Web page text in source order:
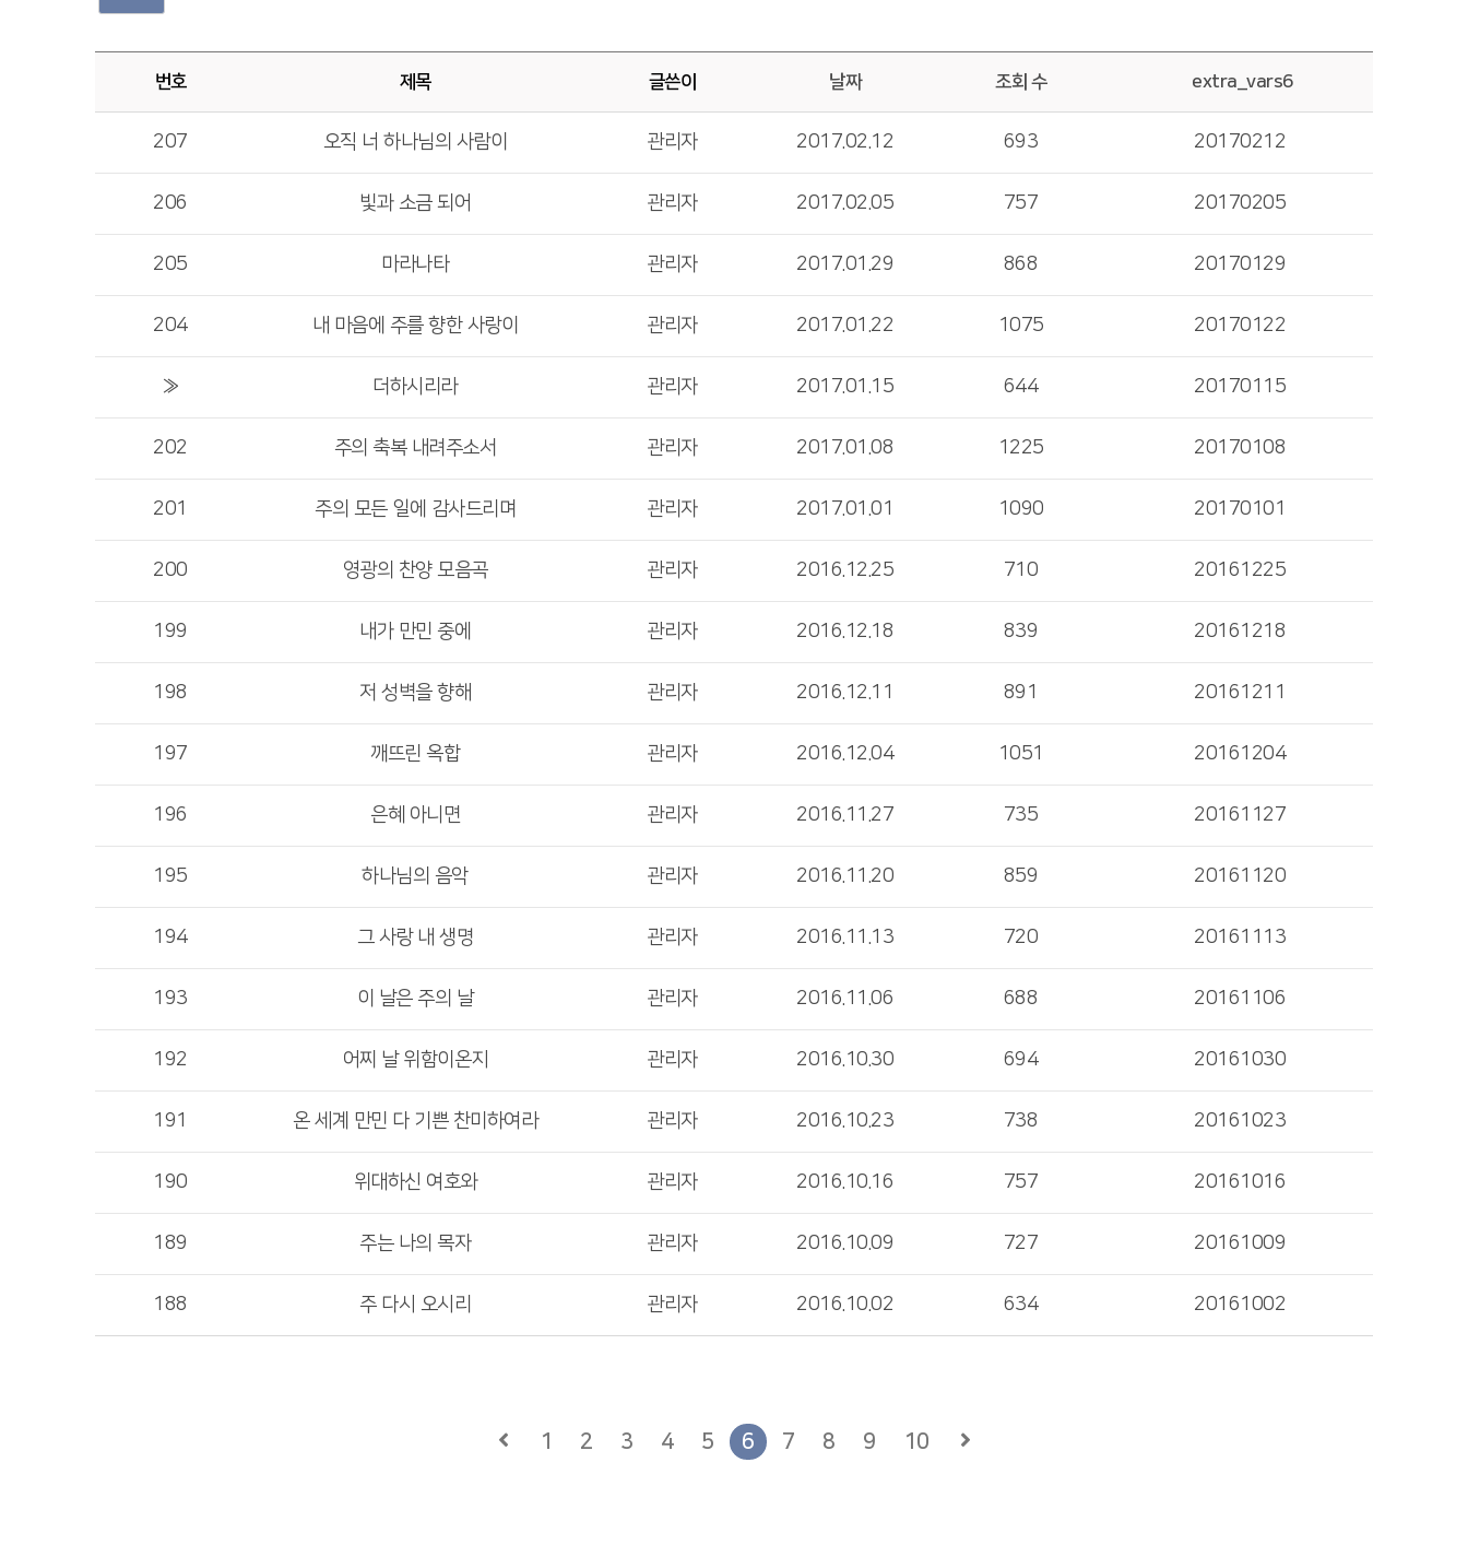
번호 제목 글쓴이 날짜 조회 수 extra_vars6
207 오직 너 하나님의 사람이 관리자 2017.02.12 693 20170212
206 빛과 소금 되어 관리자 2017.02.05 757 20170205
205 마라나타 관리자 2017.01.29 868 20170129
204 내 마음에 주를 향한 사랑이 관리자 2017.01.22 1075 20170122
» 더하시리라 관리자 2017.01.15 644 20170115
202 주의 축복 내려주소서 관리자 2017.01.08 1225 20170108
201 주의 모든 일에 감사드리며 관리자 2017.01.01 1090 20170101
200 영광의 찬양 모음곡 관리자 2016.12.25 710 20161225
199 내가 만민 중에 관리자 2016.12.18 839 20161218
198 저 성벽을 향해 관리자 2016.12.11 891 20161211
197 깨뜨린 옥합 관리자 2016.12.04 1051 20161204
196 은혜 아니면 관리자 2016.11.27 735 20161127
195 하나님의 음악 관리자 2016.11.20 859 20161120
194 그 사랑 내 생명 관리자 2016.11.13 720 20161113
193 이 날은 주의 날 관리자 2016.11.06 688 20161106
192 어찌 날 위함이온지 관리자 2016.10.30 694 20161030
191 온 세계 만민 다 기쁜 찬미하여라 관리자 2016.10.23 738 20161023
190 위대하신 여호와 관리자 2016.10.16 757 20161016
189 주는 나의 목자 관리자 2016.10.09 727 20161009
188 주 다시 오시리 관리자 2016.10.02 634 20161002
1 2 3 4 5 6 7 8 9 10